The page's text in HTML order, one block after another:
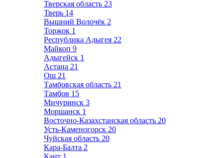
Тверская область 23
Тверь 14
Вышний Волочёк 2
Торжок 1
Республика Адыгея 22
Майкоп 9
Адыгейск 1
Астана 21
Ош 21
Тамбовская область 21
Тамбов 15
Мичуринск 3
Моршанск 1
Восточно-Казахстанская область 20
Усть-Каменогорск 20
Чуйская область 20
Кара-Балта 2
Кант 1